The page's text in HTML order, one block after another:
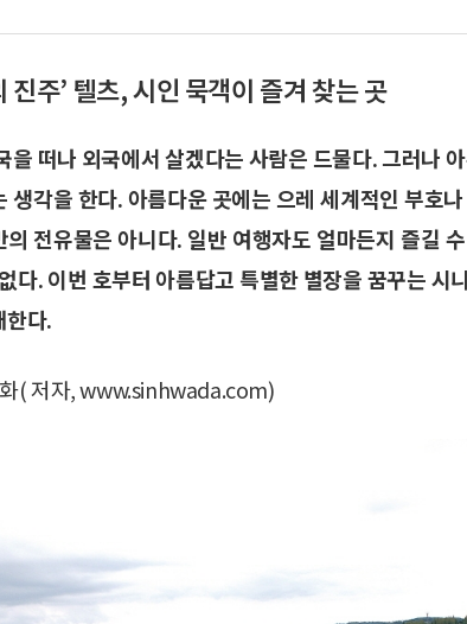
진주’ 텔츠, 시인 묵객이 즐겨 찾는 곳
을 떠나 외국에서 살겠다는 사람은 드물다. 그러나
생각을 한다. 아름다운 곳에는 으레 세계적인 부호
의 전유물은 아니다. 일반 여행자도 얼마든지 즐길
다. 이번 호부터 아름답고 특별한 별장을 꿈꾸는 시
한다.
(저자, www.sinhwada.com)